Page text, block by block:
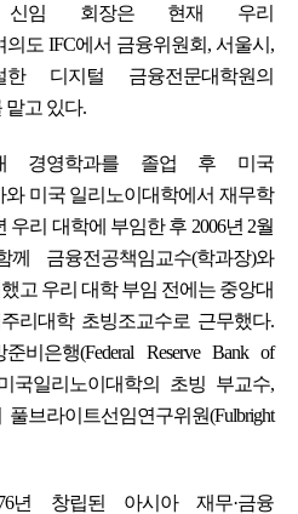
신임 회장은 현재 우리
도 IFC에서 금융위원회, 서울시,
디지털 금융전문대학원의
고 있다.
경영학과를 졸업 후 미국
미국 일리노이대학에서 재무학
우리 대학에 부임한 후 2006년 2월
금융전공책임교수(학과장)와
고 우리 대학 부임 전에는 중앙대
리대학 초빙조교수로 근무했다.
비은행(Federal Reserve Bank of
국일리노이대학의 초빙 부교수,
브라이트선임연구위원(Fulbright
년 창립된 아시아 재무·금융